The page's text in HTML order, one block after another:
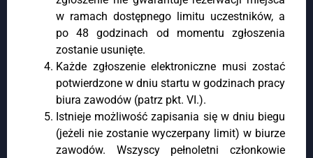
w ramach dostępnego limitu uczestników, a
po 48 godzinach od momentu zgłoszenia
zostanie usunięte.
Każde zgłoszenie elektroniczne musi zostać
potwierdzone w dniu startu w godzinach pracy
biura zawodów (patrz pkt. VI.).
Istnieje możliwość zapisania się w dniu biegu
(jeżeli nie zostanie wyczerpany limit) w biurze
zawodów. Wszyscy pełnoletni członkowie